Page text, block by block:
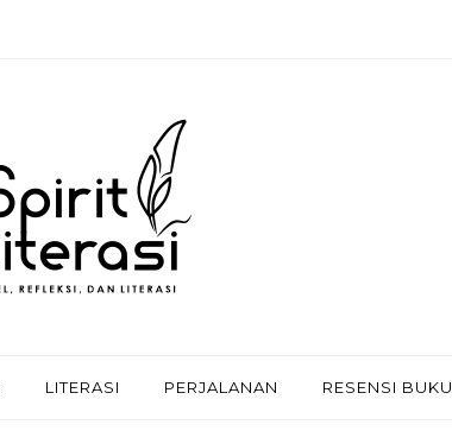
LITERASI PERJALANAN RESENSI BUKU